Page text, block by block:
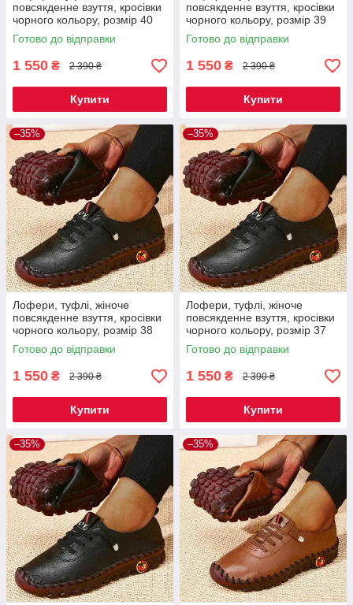
повсякденне взуття, кросівки
чорного кольору, розмір 40
Код 67-0005
Готово до відправки
1 550 ₴ 2 390 ₴
Купити
повсякденне взуття, кросівки
чорного кольору, розмір 39
Код 67-0004
Готово до відправки
1 550 ₴ 2 390 ₴
Купити
–35%
Лофери, туфлі, жіноче
повсякденне взуття, кросівки
чорного кольору, розмір 38
Код 67-0003
Готово до відправки
1 550 ₴ 2 390 ₴
Купити
–35%
Лофери, туфлі, жіноче
повсякденне взуття, кросівки
чорного кольору, розмір 37
Код 67-0002
Готово до відправки
1 550 ₴ 2 390 ₴
Купити
–35% –35%